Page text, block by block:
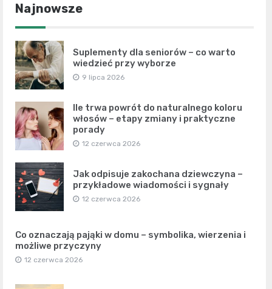
Najnowsze
Suplementy dla seniorów – co warto
wiedzieć przy wyborze
9 lipca 2026
Ile trwa powrót do naturalnego koloru
włosów – etapy zmiany i praktyczne
porady
12 czerwca 2026
Jak odpisuje zakochana dziewczyna –
przykładowe wiadomości i sygnały
12 czerwca 2026
Co oznaczają pająki w domu – symbolika, wierzenia i
możliwe przyczyny
12 czerwca 2026